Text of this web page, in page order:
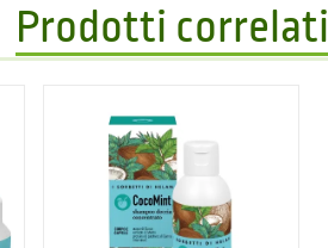
Prodotti correlati